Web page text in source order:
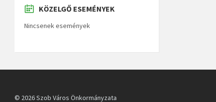
KÖZELGŐ ESEMÉNYEK
Nincsenek események
© 2026 Szob Város Önkormányzata